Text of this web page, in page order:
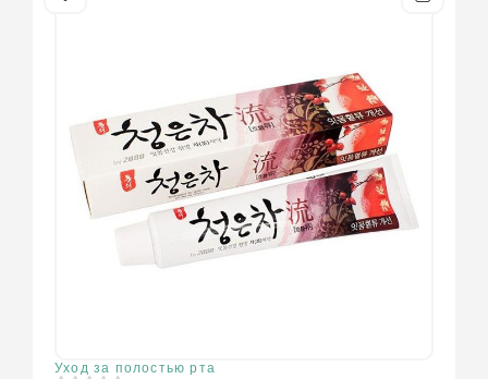
Уход за полостью рта